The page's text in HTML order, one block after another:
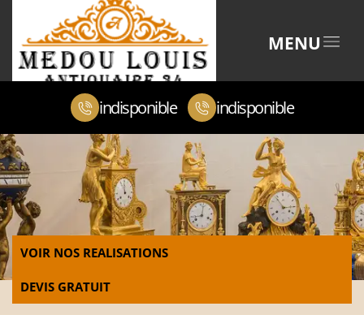
MENU
indisponible indisponible
VOIR NOS REALISATIONS
DEVIS GRATUIT